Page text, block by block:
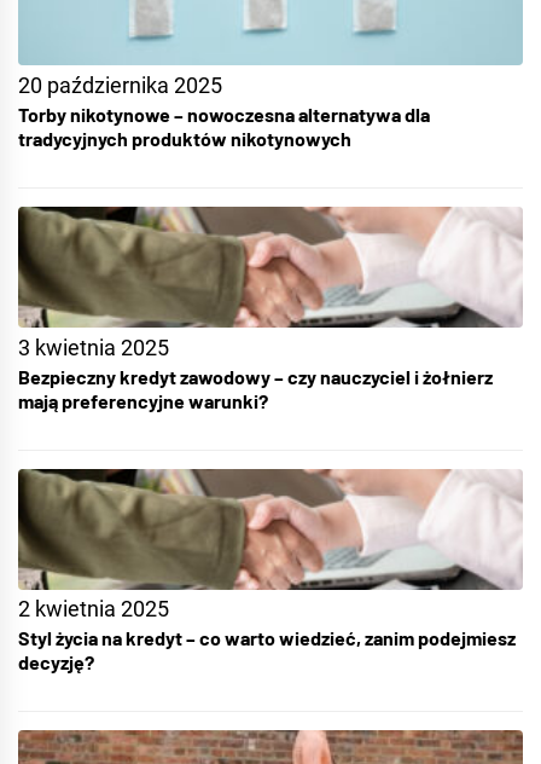
20 października 2025
Torby nikotynowe – nowoczesna alternatywa dla
tradycyjnych produktów nikotynowych
3 kwietnia 2025
Bezpieczny kredyt zawodowy – czy nauczyciel i żołnierz
mają preferencyjne warunki?
2 kwietnia 2025
Styl życia na kredyt – co warto wiedzieć, zanim podejmiesz
decyzję?